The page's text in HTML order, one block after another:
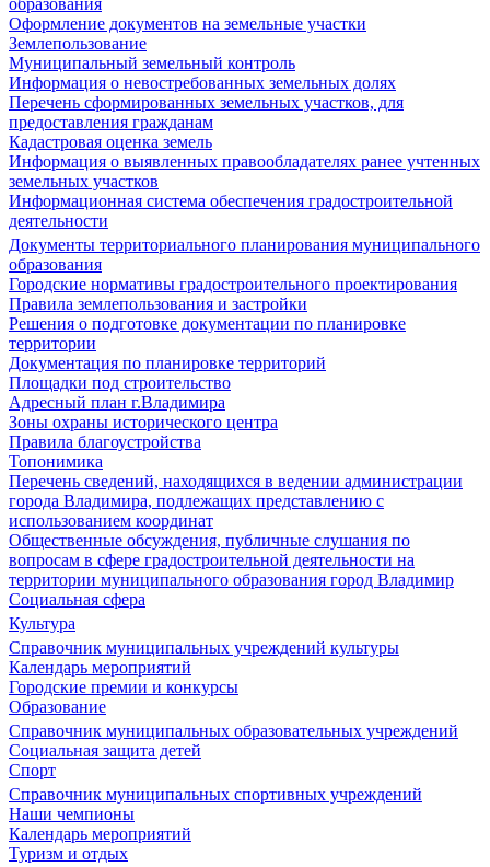
образования
Оформление документов на земельные участки
Землепользование
Муниципальный земельный контроль
Информация о невостребованных земельных долях
Перечень сформированных земельных участков, для
предоставления гражданам
Кадастровая оценка земель
Информация о выявленных правообладателях ранее учтенных
земельных участков
Информационная система обеспечения градостроительной
деятельности
Документы территориального планирования муниципального
образования
Городские нормативы градостроительного проектирования
Правила землепользования и застройки
Решения о подготовке документации по планировке
территории
Документация по планировке территорий
Площадки под строительство
Адресный план г.Владимира
Зоны охраны исторического центра
Правила благоустройства
Топонимика
Перечень сведений, находящихся в ведении администрации
города Владимира, подлежащих представлению с
использованием координат
Общественные обсуждения, публичные слушания по
вопросам в сфере градостроительной деятельности на
территории муниципального образования город Владимир
Социальная сфера
Культура
Справочник муниципальных учреждений культуры
Календарь мероприятий
Городские премии и конкурсы
Образование
Справочник муниципальных образовательных учреждений
Социальная защита детей
Спорт
Справочник муниципальных спортивных учреждений
Наши чемпионы
Календарь мероприятий
Туризм и отдых